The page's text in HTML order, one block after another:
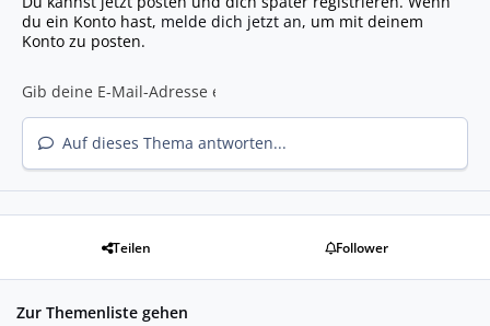
du ein Konto hast, melde dich jetzt an, um mit deinem
Konto zu posten.
Auf dieses Thema antworten...
Teilen Follower
Zur Themenliste gehen